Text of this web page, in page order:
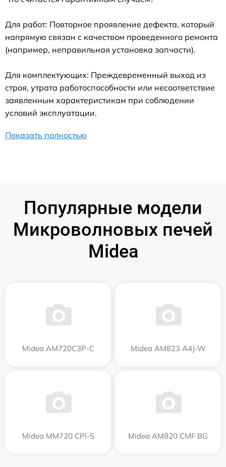
Для работ: Повторное проявление дефекта, который
напрямую связан с качеством проведенного ремонта
(например, неправильная установка запчасти).
Для комплектующих: Преждевременный выход из
строя, утрата работоспособности или несоответствие
заявленным характеристикам при соблюдении
условий эксплуатации.
Показать полностью
Популярные модели
Микроволновых печей
Midea
Midea AM720C3P-C Midea AM823 A4J-W
Midea MM720 CPI-S Midea AM820 CMF BG